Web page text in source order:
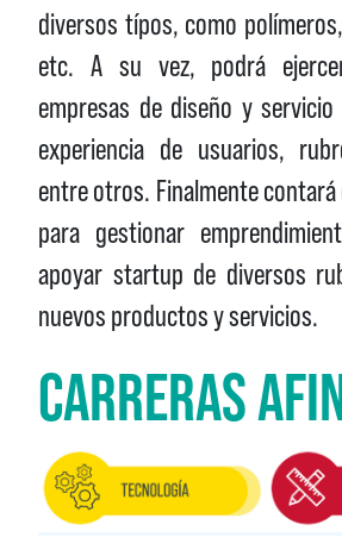
diversos típos, como
etc. A su vez, podrá
empresas de diseño y
experiencia de usuarios,
entre otros. Finalmente contará
para gestionar
apoyar startup de diversos
nuevos productos y servicios.
CARRERAS